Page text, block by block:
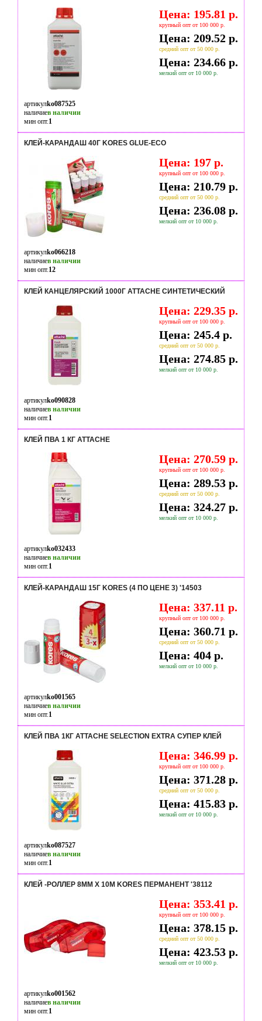
Цена: 195.81 р.
крупный опт от 100 000 р.
Цена: 209.52 р.
средний опт от 50 000 р.
Цена: 234.66 р.
мелкий опт от 10 000 р.
артикулko087525
наличиев наличии
мин опт.1
КЛЕЙ-КАРАНДАШ 40Г KORES GLUE-ECO
Цена: 197 р.
крупный опт от 100 000 р.
Цена: 210.79 р.
средний опт от 50 000 р.
Цена: 236.08 р.
мелкий опт от 10 000 р.
артикулko066218
наличиев наличии
мин опт.12
КЛЕЙ КАНЦЕЛЯРСКИЙ 1000Г ATTACHE СИНТЕТИЧЕСКИЙ
Цена: 229.35 р.
крупный опт от 100 000 р.
Цена: 245.4 р.
средний опт от 50 000 р.
Цена: 274.85 р.
мелкий опт от 10 000 р.
артикулko090828
наличиев наличии
мин опт.1
КЛЕЙ ПВА 1 КГ ATTACHE
Цена: 270.59 р.
крупный опт от 100 000 р.
Цена: 289.53 р.
средний опт от 50 000 р.
Цена: 324.27 р.
мелкий опт от 10 000 р.
артикулko032433
наличиев наличии
мин опт.1
КЛЕЙ-КАРАНДАШ 15Г KORES (4 ПО ЦЕНЕ 3) '14503
Цена: 337.11 р.
крупный опт от 100 000 р.
Цена: 360.71 р.
средний опт от 50 000 р.
Цена: 404 р.
мелкий опт от 10 000 р.
артикулko001565
наличиев наличии
мин опт.1
КЛЕЙ ПВА 1КГ ATTACHE SELECTION EXTRA СУПЕР КЛЕЙ
Цена: 346.99 р.
крупный опт от 100 000 р.
Цена: 371.28 р.
средний опт от 50 000 р.
Цена: 415.83 р.
мелкий опт от 10 000 р.
артикулko087527
наличиев наличии
мин опт.1
КЛЕЙ -РОЛЛЕР 8ММ Х 10М KORES ПЕРМАНЕНТ '38112
Цена: 353.41 р.
крупный опт от 100 000 р.
Цена: 378.15 р.
средний опт от 50 000 р.
Цена: 423.53 р.
мелкий опт от 10 000 р.
артикулko001562
наличиев наличии
мин опт.1